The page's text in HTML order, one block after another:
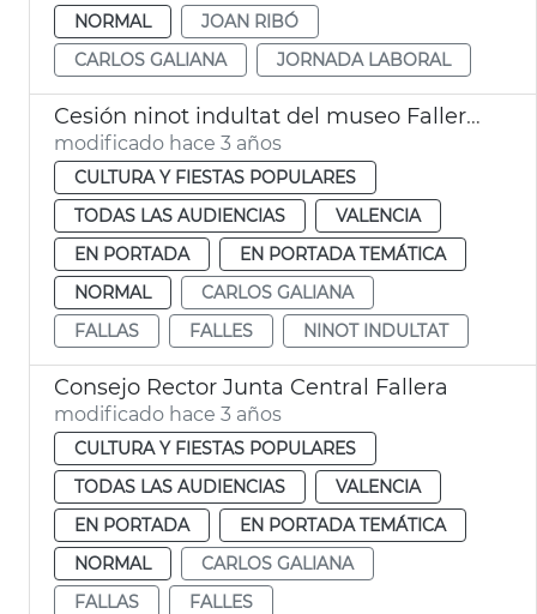
NORMAL
JOAN RIBÓ
CARLOS GALIANA
JORNADA LABORAL
Cesión ninot indultat del museo Fallero a la exposición
modificado hace 3 años
CULTURA Y FIESTAS POPULARES
TODAS LAS AUDIENCIAS
VALENCIA
EN PORTADA
EN PORTADA TEMÁTICA
NORMAL
CARLOS GALIANA
FALLAS
FALLES NINOT INDULTAT
Consejo Rector Junta Central Fallera
modificado hace 3 años
CULTURA Y FIESTAS POPULARES
TODAS LAS AUDIENCIAS
VALENCIA
EN PORTADA
EN PORTADA TEMÁTICA
NORMAL
CARLOS GALIANA
FALLAS
FALLES